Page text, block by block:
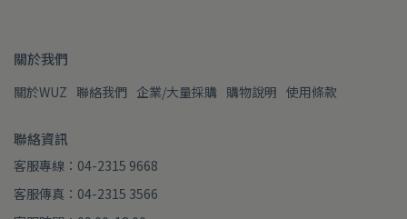
關於我們
關於WUZ 聯絡我們 企業/大量採購 購物說明 使用條款
聯絡資訊
客服專線：04-2315 9668
客服傳真：04-2315 3566